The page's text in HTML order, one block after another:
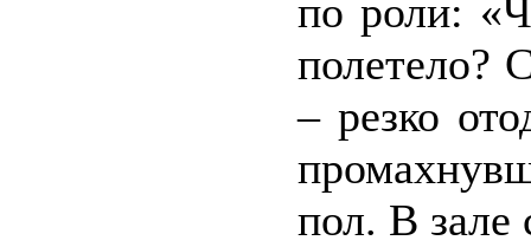
по роли:
полетело?
– резко
пол. В зале